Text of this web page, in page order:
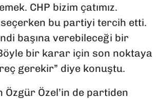
CHP bizim çatımız.
bu partiyi tercih etti.
başına verebileceği bir
bir karar için son noktaya
gerekir” diye konuştu.
Özgür Özel’in de partiden